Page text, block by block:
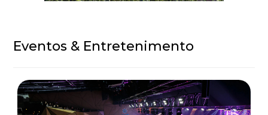
Eventos & Entretenimento